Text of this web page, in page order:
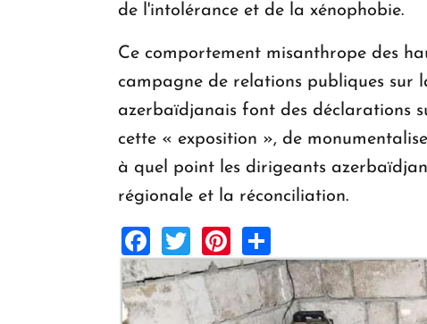
de l'intolérance et de la xénophobie.
Ce comportement misanthrope des
campagne de relations publiques sur
azerbaïdjanais font des déclarations
cette « exposition », de
à quel point les dirigeants
régionale et la réconciliation.
Facebook
TwitterPinterest